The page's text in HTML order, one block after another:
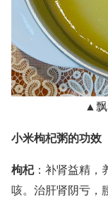
▲飘
小米枸杞粥的功效
枸杞：补肾益精，
咳。治肝肾阴亏，